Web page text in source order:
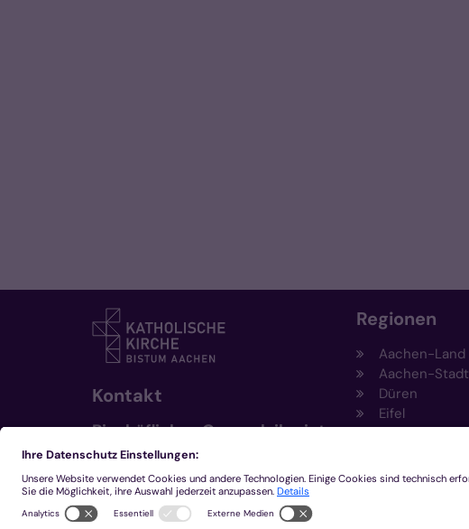
Kontakt
Bischöfliches Generalvikariat
Aachen
+49 241 452-0
kommunikation@bistum-
aachen.de
Regionen
Aachen-Land
Aachen-Stadt
Düren
Eifel
Heinsberg
Krefeld